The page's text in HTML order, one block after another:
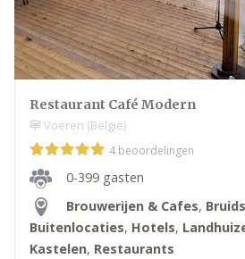
Restaurant Café Modern
Voeren (België)
4 beoordelingen
0-399 gasten
Brouwerijen & Cafes,
Buitenlocaties, Hotels,
Kastelen, Restaurants